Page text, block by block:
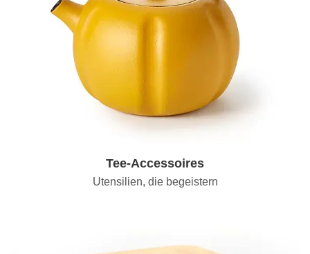
Tee-Accessoires
Utensilien, die begeistern